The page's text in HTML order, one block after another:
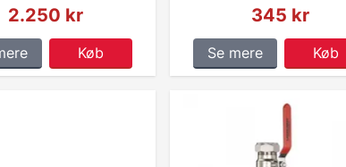
2.250 kr
Køb
345 kr
Se mere Køb